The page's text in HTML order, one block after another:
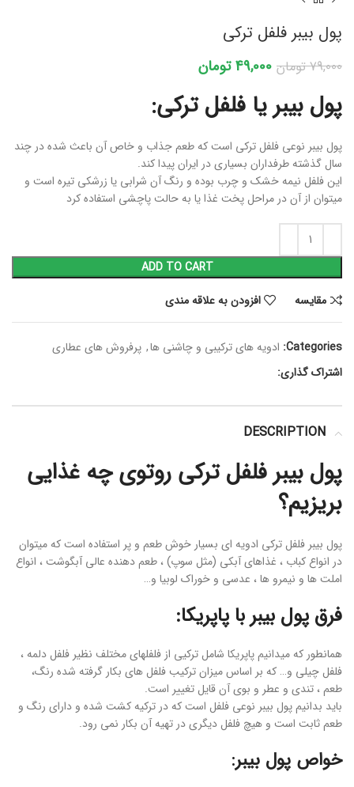
پول بیبر فلفل ترکی
79,000تومان 49,000 تومان
پول بیبر یا فلفل ترکی:
پول بیبر نوعی فلفل ترکی است که طعم جذاب و خاص آن باعث شده در چند
سال گذشته طرفداران بسیاری در ایران پیدا کند.
این فلفل نیمه خشک و چرب بوده و رنگ آن شرابی یا زرشکی تیره است و
میتوان از آن در مراحل پخت غذا یا به حالت پاچشی استفاده کرد
ADD TO CART
مقايسه
افزودن به علاقه مندی
Categories: ادویه های ترکیبی و چاشنی ها, پرفروش های عطاری
اشتراک گذاری:
DESCRIPTION
پول بیبر فلفل ترکی روتوی چه غذایی
بریزیم؟
پول بیبر فلفل ترکی ادویه ای بسیار خوش طعم و پر استفاده است که میتوان
در انواع کباب ، غذاهای آبکی (مثل سوپ) ، طعم دهنده عالی آبگوشت ، انواع
املت ها و نیمرو ها ، عدسی و خوراک لوبیا و…
فرق پول بیبر با پاپریکا:
همانطور که میدانیم پاپریکا شامل ترکیی از فلفلهای مختلف نظیر فلفل دلمه ،
فلفل چیلی و… که بر اساس میزان ترکیب فلفل های بکار گرفته شده رنگ،
طعم ، تندی و عطر و بوی آن قایل تغییر است.
باید بدانیم پول بیبر نوعی فلفل است که در ترکیه کشت شده و دارای رنگ و
طعم ثابت است و هیچ فلفل دیگری در تهیه آن بکار نمی رود.
خواص پول بیبر: